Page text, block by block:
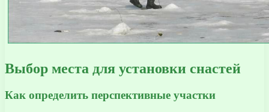
Выбор места для установки снастей
Как определить перспективные участки